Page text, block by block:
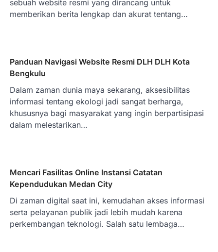
sebuah website resmi yang dirancang untuk
memberikan berita lengkap dan akurat tentang…
Panduan Navigasi Website Resmi DLH DLH Kota
Bengkulu
Dalam zaman dunia maya sekarang, aksesibilitas
informasi tentang ekologi jadi sangat berharga,
khususnya bagi masyarakat yang ingin berpartisipasi
dalam melestarikan…
Mencari Fasilitas Online Instansi Catatan
Kependudukan Medan City
Di zaman digital saat ini, kemudahan akses informasi
serta pelayanan publik jadi lebih mudah karena
perkembangan teknologi. Salah satu lembaga…